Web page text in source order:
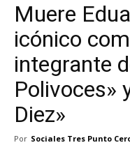
Muere
icónico
integrante
Polivoces»
Diez»
Por Sociales Tres Punto